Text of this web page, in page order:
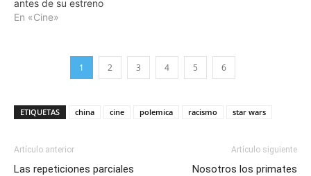
antes de su estreno
En «Cine»
1 2 3 4 5 6
ETIQUETAS china cine polemica racismo star wars
Artículo anterior
Las repeticiones parciales
Artículo siguiente
Nosotros los primates